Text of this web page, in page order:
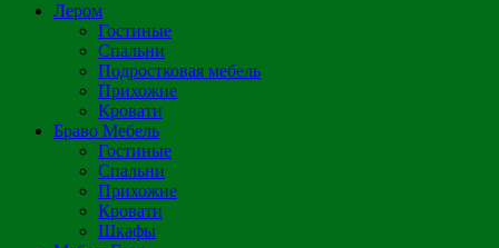
Лером
Гостиные
Спальни
Подростковая мебель
Прихожие
Кровати
Браво Мебель
Гостиные
Спальни
Прихожие
Кровати
Шкафы